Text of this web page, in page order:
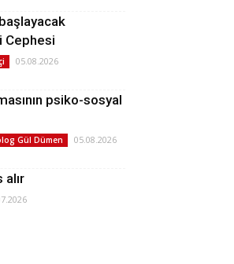
Cephesi
05.08.2026
psiko-sosyal
Gül Dümen 05.08.2026